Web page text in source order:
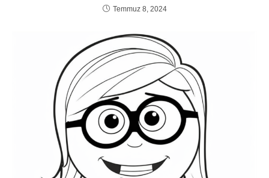
Temmuz 8, 2024